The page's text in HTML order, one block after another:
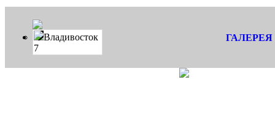
Владивосток
7
ГАЛЕРЕЯ